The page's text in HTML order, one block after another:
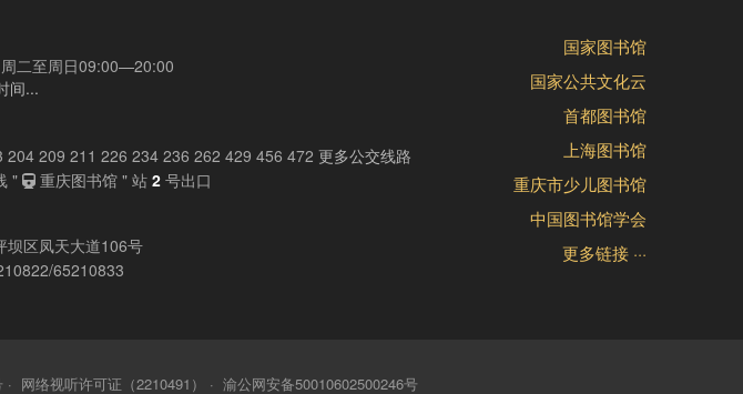
二至周日09:00—20:00
间...
209 211 226 234 236 262 429 456 472 更多公交线路
"
重庆图书馆 " 站 2 号出口
区凤天大道106号
65210833
国家图书馆
国家公共文化云
首都图书馆
上海图书馆
重庆市少儿图书馆
中国图书馆学会
更多链接 ···
· 网络视听许可证（2210491） ·渝公网安备50010602500246号